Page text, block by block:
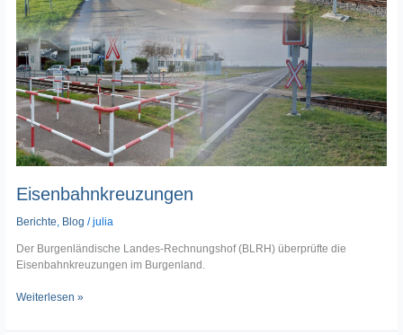
Eisenbahnkreuzungen
Berichte, Blog /julia
Der Burgenländische Landes-Rechnungshof (BLRH) überprüfte die
Eisenbahnkreuzungen im Burgenland.
Weiterlesen »